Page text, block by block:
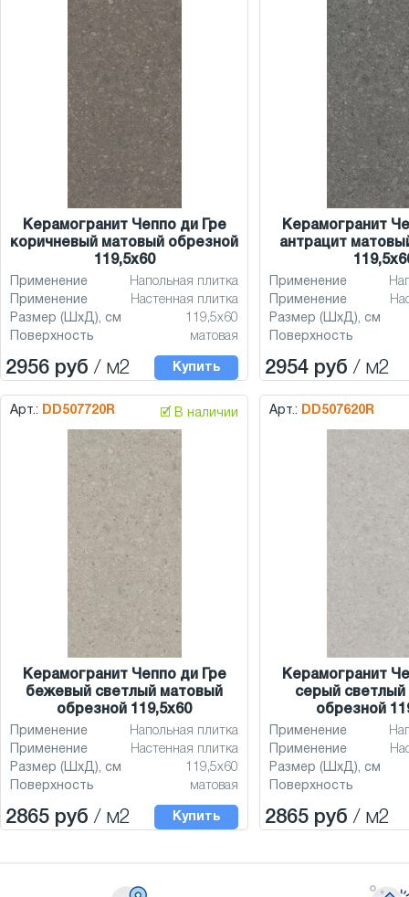
Керамогранит Чеппо ди Гре
коричневый матовый обрезной
119,5x60
Применение
Напольная плитка
Применение
Настенная плитка
Размер (ШхД), см
119,5x60
Поверхность
матовая
2956 руб / м2 Купить
Керамогранит
антрацит
Применение
Применение
Размер (ШхД), см
Поверхность
2954 руб / м2
Арт.: DD507720R 🗹 В наличии
Керамогранит Чеппо ди Гре
бежевый светлый матовый
обрезной 119,5x60
Применение
Напольная плитка
Применение
Настенная плитка
Размер (ШхД), см
119,5x60
Поверхность
матовая
2865 руб / м2 Купить
Арт.: DD507620R
Керамогранит
серый
обрезной
Применение
Применение
Размер (ШхД), см
Поверхность
2865 руб / м2